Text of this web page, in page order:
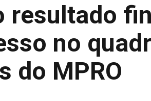
resultado
no
do MPRO